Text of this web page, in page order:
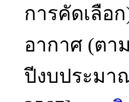
การคัดเลือ
อากาศ (ตา
ปีงบประมา